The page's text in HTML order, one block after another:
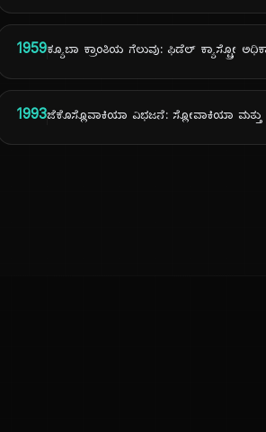
1959ಕ್ಯೂಬಾ ಕ್ರಾಂತಿಯ ಗೆಲುವು: ಫಿಡೆಲ್ ಕ್ಯಾಸ್ಟ್ರೋ
1993ಜೆಕೊಸ್ಲೊವಾಕಿಯಾ ವಿಭಜನೆ: ಸ್ಲೋವಾಕಿಯಾ